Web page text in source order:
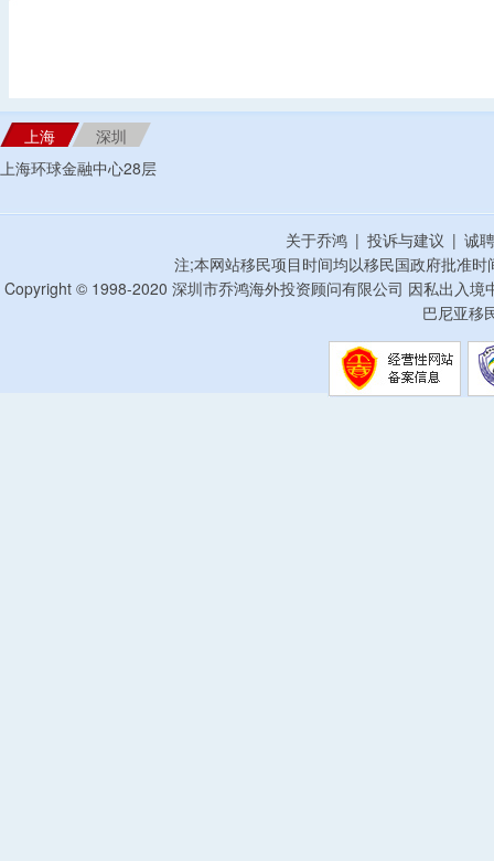
上海
深圳
上海环球金融中心28层
关于乔鸿 | 投诉与建议 | 诚
注;本网站移民项目时间均以移民国政府批准
Copyright © 1998-2020 深圳市乔鸿海外投资顾问有限公司 因私出入
巴尼亚移